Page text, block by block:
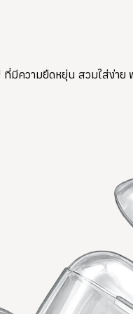
มีความยืดหยุ่น สวมใส่ง่าย